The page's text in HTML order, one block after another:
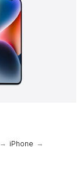
→ iPhone →